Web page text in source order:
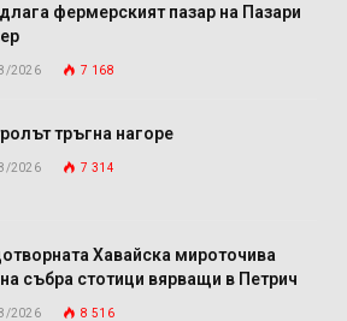
фермерският пазар на Пазари
2026 7 168
тръгна нагоре
2026 7 314
Хавайска мироточива
събра стотици вярващи в Петрич
2026 8 516